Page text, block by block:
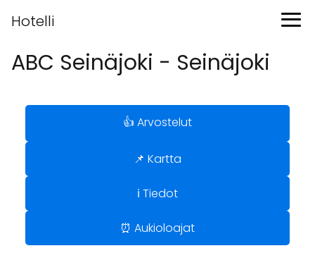
Hotelli
ABC Seinäjoki - Seinäjoki
👍 Arvostelut
📌 Kartta
ℹ️ Tiedot
⏰ Aukioloajat